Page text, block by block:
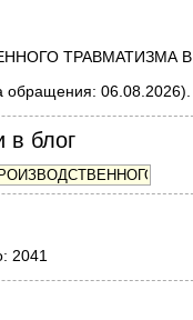
ТРАВМАТИЗМА В
обращения: 06.08.2026).
в блог
2041